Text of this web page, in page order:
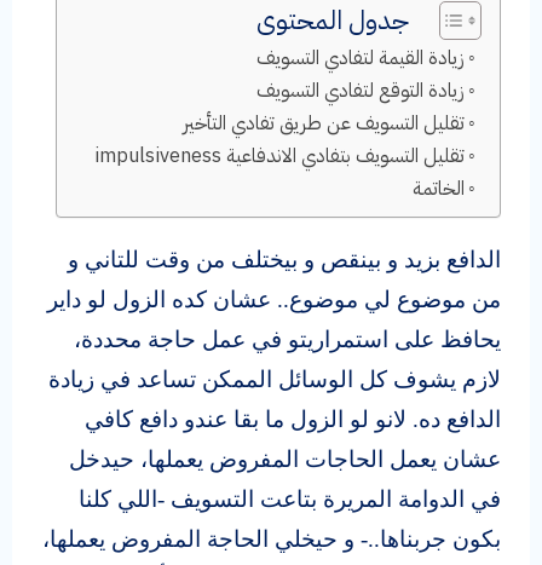
جدول المحتوى
زيادة القيمة لتفادي التسويف
زيادة التوقع لتفادي التسويف
تقليل التسويف عن طريق تفادي التأخير
تقليل التسويف بتفادي الاندفاعية impulsiveness
الخاتمة
الدافع بزيد و بينقص و بيختلف من وقت للتاني و
من موضوع لي موضوع.. عشان كده الزول لو داير
يحافظ على استمراريتو في عمل حاجة محددة،
لازم يشوف كل الوسائل الممكن تساعد في زيادة
الدافع ده. لانو لو الزول ما بقا عندو دافع كافي
عشان يعمل الحاجات المفروض يعملها، حيدخل
في الدوامة المريرة بتاعت التسويف -اللي كلنا
بكون جربناها..- و حيخلي الحاجة المفروض يعملها،